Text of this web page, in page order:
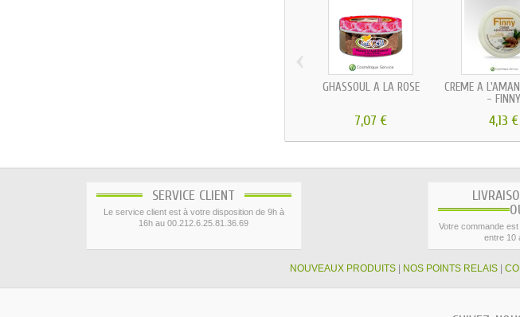
GHASSOUL À LA ROSE
7,07 €
CRÈME À
- FINNY
4,13 €
SERVICE CLIENT
Le service client est à votre disposition de 9h à
16h au 00.212.6.25.81.36.69
Votre commande
entre 10
NOUVEAUX PRODUITS| NOS POINTS RELAIS|